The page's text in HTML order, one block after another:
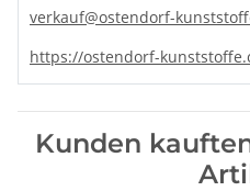
verkauf@ostendorf-
https://ostendorf-
Kunden